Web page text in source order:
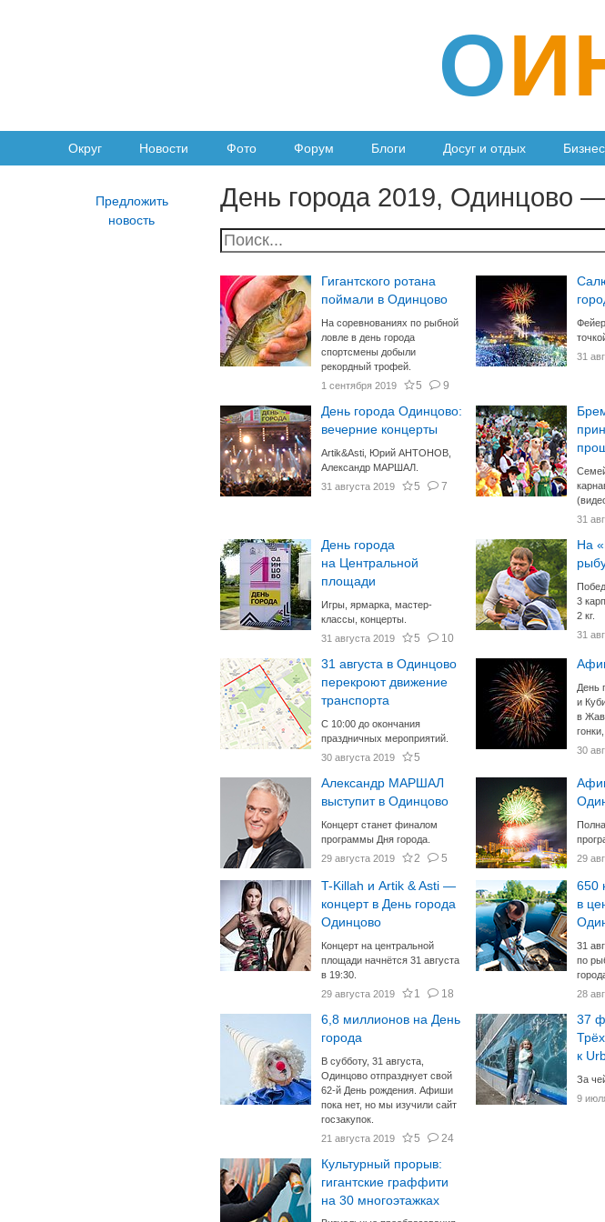
О
Округ Новости Фото Форум Блоги Досуг и отдых Бизнес
День города 2019, Одинцово
Гигантского ротана
поймали в Одинцово
На соревнованиях по рыбной
ловле в день города
спортсмены добыли
рекордный трофей.
1 сентября 2019
5 9
31
День города Одинцово:
вечерние концерты
Artik&Asti, Юрий АНТОНОВ,
Александр МАРШАЛ.
31 августа 2019
5 7
31
День города
на Центральной
площади
Игры, ярмарка, мастер-
классы, концерты.
31 августа 2019
5 10
На
3
2 кг.
31
31 августа в Одинцово
перекроют движение
транспорта
С 10:00 до окончания
праздничных мероприятий.
30 августа 2019
5
День
и
в
30
Александр МАРШАЛ
выступит в Одинцово
Концерт станет финалом
программы Дня города.
29 августа 2019
2 5
29
T-Killah и Artik & Asti —
концерт в День города
Одинцово
Концерт на центральной
площади начнётся 31 августа
в 19:30.
29 августа 2019
1 18
650
в
31
по
28
6,8 миллионов на День
города
В субботу, 31 августа,
Одинцово отпразднует свой
62-й День рождения. Афиши
пока нет, но мы изучили сайт
госзакупок.
21 августа 2019
5 24
37
к
За
9
Культурный прорыв:
гигантские граффити
на 30 многоэтажках